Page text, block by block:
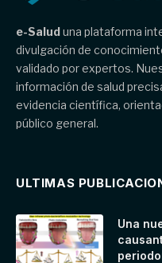
e-Saluduna plataforma
divulgación de
validado por expertos.
información de salud
evidencia científica,
público general.
ULTIMAS
Una